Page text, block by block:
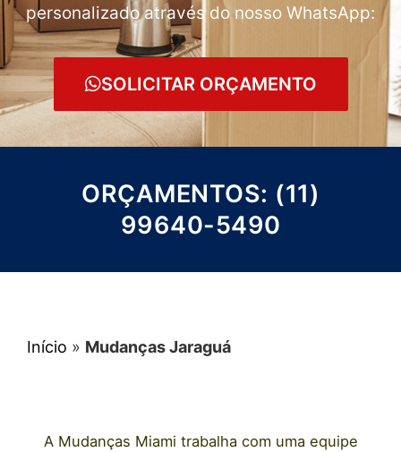
personalizado através do nosso WhatsApp:
SOLICITAR ORÇAMENTO
ORÇAMENTOS: (11)
99640-5490
Início » Mudanças Jaraguá
A Mudanças Miami trabalha com uma equipe